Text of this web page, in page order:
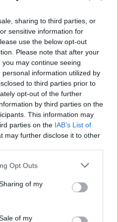
sharing to third parties, or
sensitive information for
use the below opt-out
Please note that after your
may continue seeing
information utilized by
to third parties prior to
opt-out of the further
by third parties on the
This information may
parties on the IAB’s List of
may further disclose it to other
uses one or more Google
behaviour. You may click to
and its third-party tags to
purposes in below Google
Opt Outs
of my
of my
ΒΑΣΊΛΗΣ ΑΝΔΡΙΤΣΆΝΟΣ